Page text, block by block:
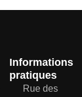
Informations
pratiques
Rue des